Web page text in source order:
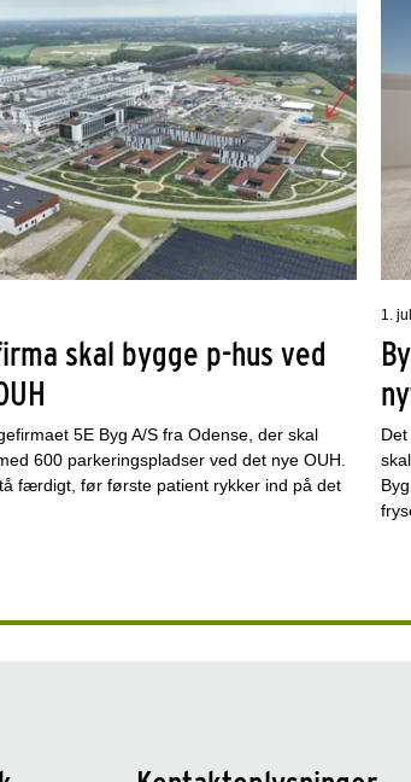
skal bygge p-hus ved
5E Byg A/S fra Odense, der skal
600 parkeringspladser ved det nye OUH.
færdigt, før første patient rykker ind på det
1.